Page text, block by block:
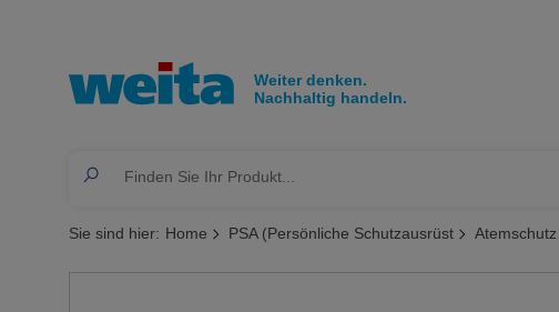
Sie sind hier: Home PSA (Persönliche Schutzausrüst Atemschutz